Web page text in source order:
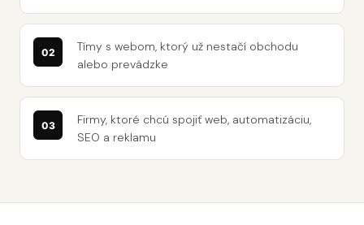
Tímy s webom, ktorý už nestačí obchodu
alebo prevádzke
Firmy, ktoré chcú spojiť web, automatizáciu,
SEO a reklamu